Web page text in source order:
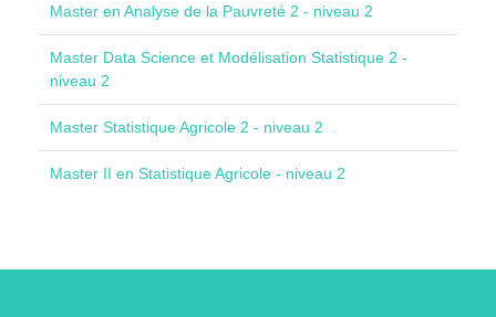
Master en Analyse de la Pauvreté 2 - niveau 2
Master Data Science et Modélisation Statistique 2 -
niveau 2
Master Statistique Agricole 2 - niveau 2
Master II en Statistique Agricole - niveau 2